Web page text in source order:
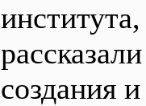
создания